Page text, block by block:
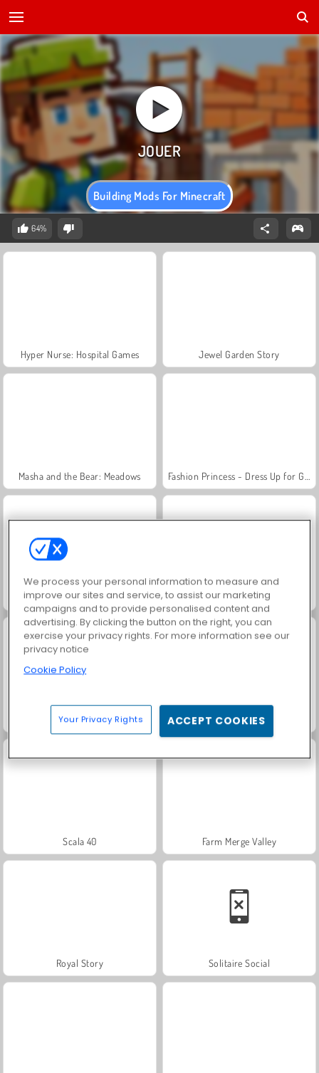
Building Mods For Minecraft
64%
Hyper Nurse: Hospital Games Jewel Garden Story
Masha and the Bear: Meadows
Juice Merge Grand Mahjong Connect
Heroes of Myths Trollface Quest: USA 2
Scala 40 Farm Merge Valley
Royal Story Solitaire Social
We process your personal information to measure and
improve our sites and service, to assist our marketing
campaigns and to provide personalised content and
advertising. By clicking the button on the right, you can
exercise your privacy rights. For more information see our
privacy notice
Cookie Policy
Your Privacy Rights ACCEPT COOKIES